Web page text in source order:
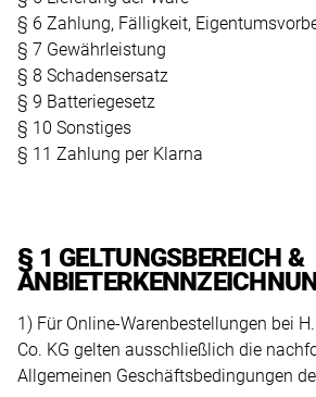
Sky-
Dweller
Master
II
Perpetual
Date
Grandes
Complications
Nautilus
Cubitus
Complications
GMT-
Master
II
Explorer
Oyster
Date
Datejust
Lady-
Grandes
Complications
Nautilus
Cubitus
Complications
LeCoultre
Mühle
Glashütte
Nomos
Panerai
TUDOR
BLOME-
VINTAGE
SCHMUCK
UNSERE
KATEGORIEN
Ohrschmuck
Halsschmuck
BLOME
SERVICE
unsere
Werte
unser
Engagement
Stil.
MEHR
ERFAHREN
WÜNSCHE
KONTO
§ 6 Zahlung, Fälligkeit,
§ 7 Gewährleistung
§ 8 Schadensersatz
§ 9 Batteriegesetz
§ 10 Sonstiges
§ 11 Zahlung per Klarna
§ 1 GELTUNGSBEREICH &
1) Für Online-Warenbestellungen bei
Co. KG gelten ausschließlich die
Allgemeinen Geschäftsbedingungen